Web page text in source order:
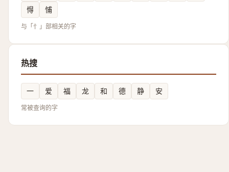
㥂
悑
与「忄」部相关的字
热搜
一 爱 福 龙 和 德 静 安
常被查询的字